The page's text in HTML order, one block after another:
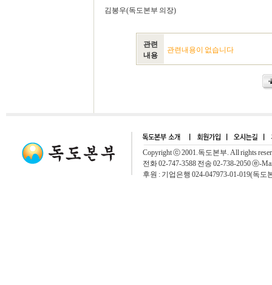
김봉우(독도본부 의장)
관련
내용
관련내용이 없습니다
Copyright ⓒ 2001.독도본부. All rights
전화 02-747-3588 전송 02-738-2050 ⓔ-
후원 : 기업은행 024-047973-01-019(독도